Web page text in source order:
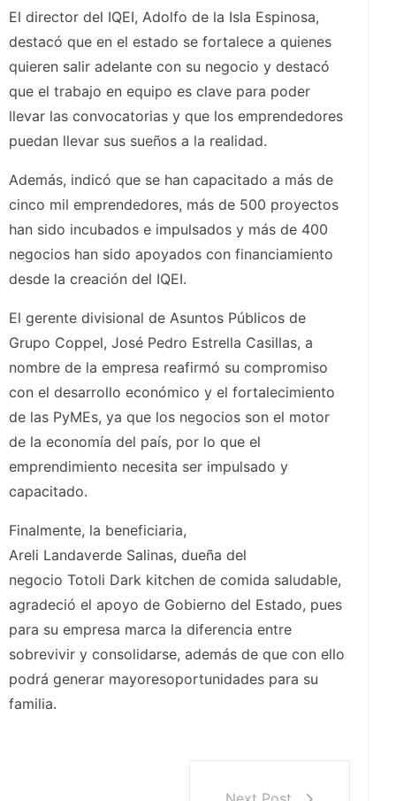
El director del IQEI, Adolfo de la Isla Espinosa,
destacó que en el estado se fortalece a quienes
quieren salir adelante con su negocio y destacó
que el trabajo en equipo es clave para poder
llevar las convocatorias y que los emprendedores
puedan llevar sus sueños a la realidad.
Además, indicó que se han capacitado a más de
cinco mil emprendedores, más de 500 proyectos
han sido incubados e impulsados y más de 400
negocios han sido apoyados con financiamiento
desde la creación del IQEI.
El gerente divisional de Asuntos Públicos de
Grupo Coppel, José Pedro Estrella Casillas, a
nombre de la empresa reafirmó su compromiso
con el desarrollo económico y el fortalecimiento
de las PyMEs, ya que los negocios son el motor
de la economía del país, por lo que el
emprendimiento necesita ser impulsado y
capacitado.
Finalmente, la beneficiaria,
Areli Landaverde Salinas, dueña del
negocio Totoli Dark kitchen de comida saludable,
agradeció el apoyo de Gobierno del Estado, pues
para su empresa marca la diferencia entre
sobrevivir y consolidarse, además de que con ello
podrá generar mayoresoportunidades para su
familia.